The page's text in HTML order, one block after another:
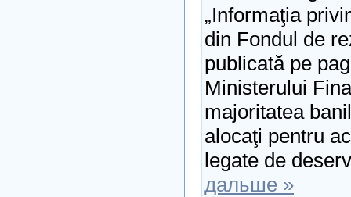
„Informaţia
din Fondul de
publicată pe
Ministerului
majoritatea
alocaţi pentru
legate de
дальше »